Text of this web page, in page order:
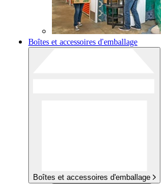
Boîtes et accessoires d'emballage
Boîtes et accessoires d'emballage